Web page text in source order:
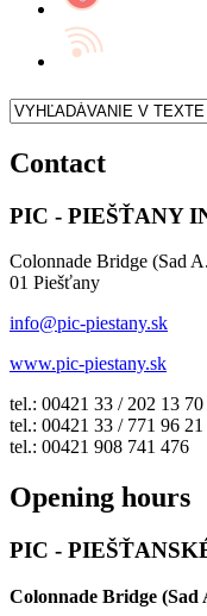
Contact
PIC - PIEŠŤANY
Colonnade Bridge (Sad
01 Piešťany
info@pic-piestany.sk
www.pic-piestany.sk
tel.: 00421 33 / 202 13 70
tel.: 00421 33 / 771 96 21
tel.: 00421 908 741 476
Opening hours
PIC -
Colonnade Bridge (Sad